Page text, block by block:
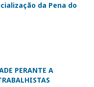
da Pena do
PERANTE A